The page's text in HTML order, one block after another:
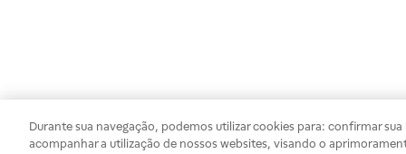
Durante sua navegação, podemos utilizar cookies para: confirmar
acompanhar a utilização de nossos websites, visando o